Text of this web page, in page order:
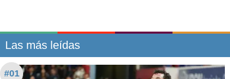
Las más leídas
#01